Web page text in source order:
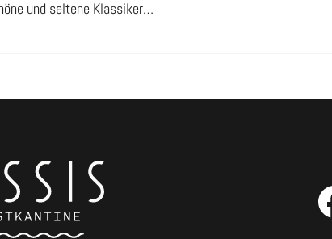
und seltene Klassiker…